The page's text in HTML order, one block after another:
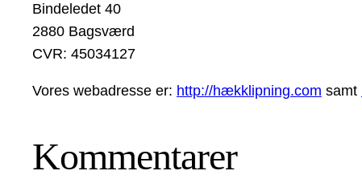
Bindeledet 40
2880 Bagsværd
CVR: 45034127
Vores webadresse er: http://hækklipning.com samt
Kommentarer